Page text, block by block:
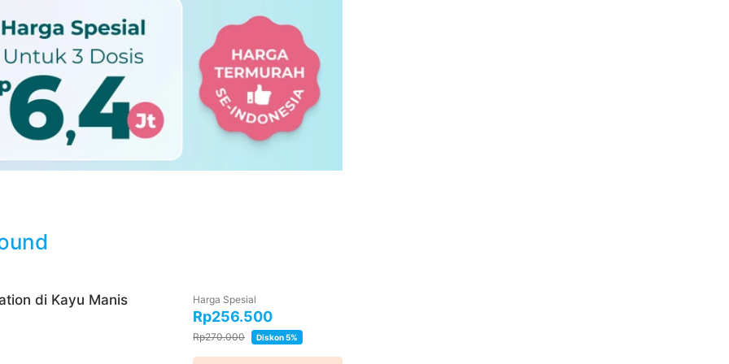
berbagai jenis latihan dan pergerakan
hari setelah pembayaran terkonfirmasi
WhatsApp 24 jam sebelum waktu treatment
di Kayu Manis
Harga Spesial
Rp256.500
Rp270.000 Diskon 5%